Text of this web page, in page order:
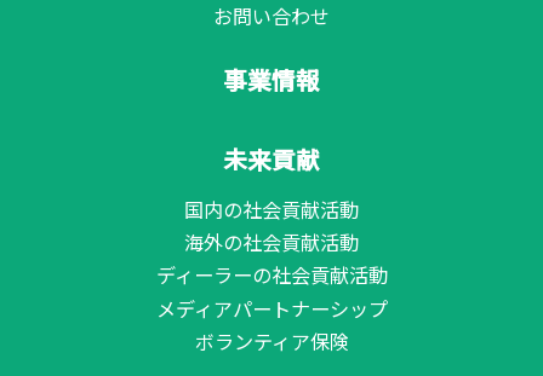
お問い合わせ
事業情報
未来貢献
国内の社会貢献活動
海外の社会貢献活動
ディーラーの社会貢献活動
メディアパートナーシップ
ボランティア保険